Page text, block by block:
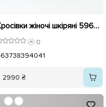
Кросівки жіночі шкіряні 596015 Чорні
0
3738394041
2990 ₴